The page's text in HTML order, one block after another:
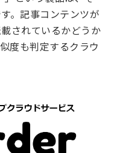
。記事コンテンツが
されているかどうか
度も判定するクラウ